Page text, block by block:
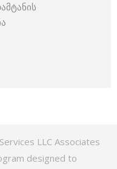
LLC Associates
designed to